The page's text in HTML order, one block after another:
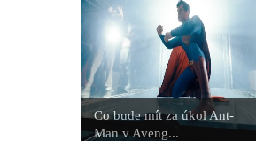
Co bude mít za úkol Ant-
Man v Aveng...